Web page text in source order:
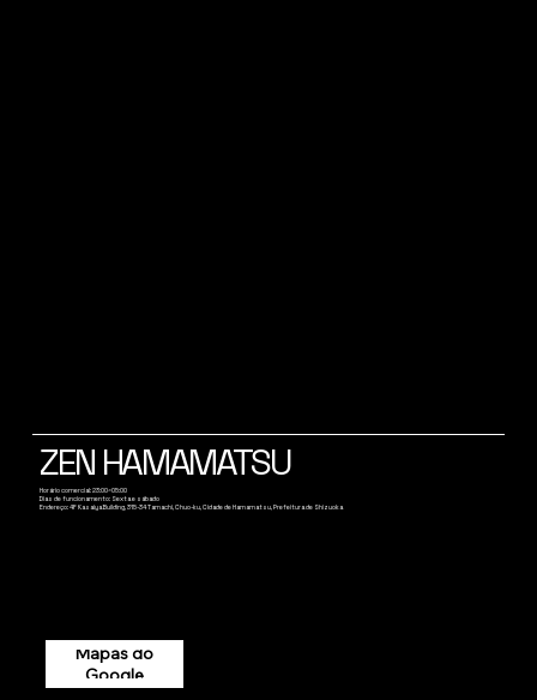
Mapas do
Google
ZEN HAMAMATSU
Horário comercial: 23:00~05:00
Dias de funcionamento: Sexta e sábado
Endereço: 4F Kasaiya Building, 315-34 Tamachi, Chuo-ku, Cidade de Hamamatsu, Prefeitura de Shizuoka